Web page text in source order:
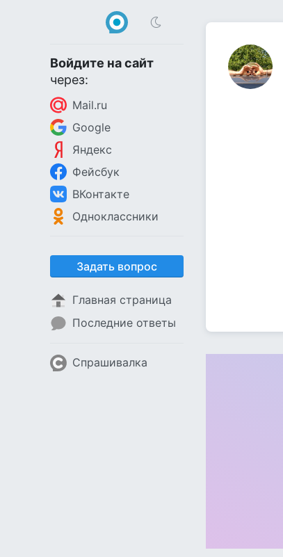
Войдите на сайт
через:
Mail.ru
Google
Яндекс
Фейсбук
ВКонтакте
Одноклассники
Задать вопрос
Главная страница
Последние ответы
Спрашивалка